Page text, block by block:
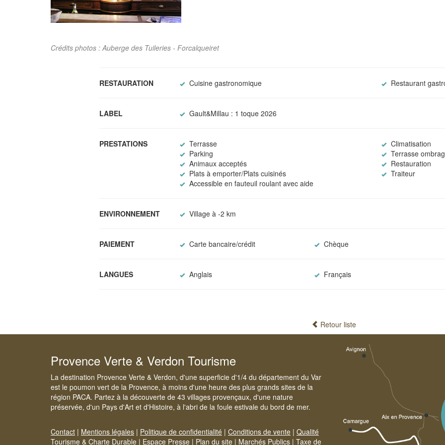
Crédits photos : Auberge des Tuileries - Forcalqueiret
RESTAURATION Cuisine gastronomique Restaurant
LABEL Gault&Millau : 1 toque 2026
PRESTATIONS Terrasse
Climatisation
Parking
Terrasse
Animaux acceptés
Restauration
Plats à emporter/Plats cuisinés
Traiteur
Accessible en fauteuil roulant avec aide
ENVIRONNEMENT Village à -2 km
PAIEMENT Carte bancaire/crédit Chèque
LANGUES Anglais Français
Retour liste
Provence Verte & Verdon Tourisme
La destination Provence Verte & Verdon, d'une superficie d'1/4 du département du Var
est le poumon vert de la Provence, à moins d'une heure des plus grands sites de la
région PACA. Partez à la découverte de 43 villages provençaux, d'une nature
préservée, d'un Pays d'Art et d'Histoire, à l'abri de la foule estivale du bord de mer.
Contact | Mentions légales | Politique de confidentialité | Conditions de vente | Qualité
Tourisme & Charte Durable | Espace Presse | Plan du site | Marchés Publics | Taxe de